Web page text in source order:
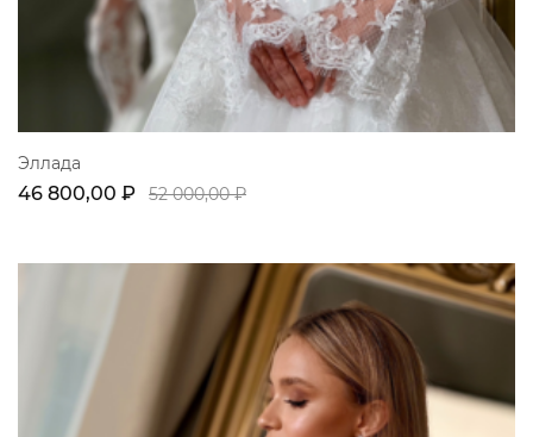
Эллада
46 800,00 ₽ 52 000,00 ₽